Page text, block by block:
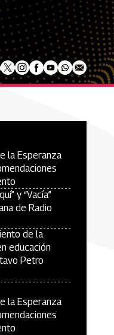
la Esperanza
y “Vacía”
de Radio
de la
educación
Petro
la Esperanza